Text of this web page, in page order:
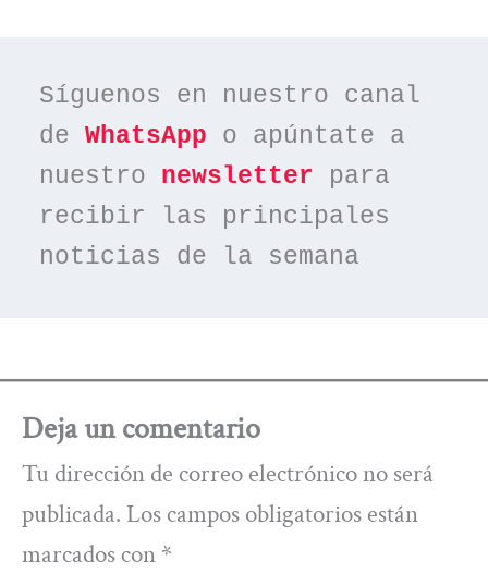
Síguenos en nuestro canal
de WhatsApp o apúntate a
nuestro newsletter para
recibir las principales
noticias de la semana
Deja un comentario
Tu dirección de correo electrónico no será
publicada. Los campos obligatorios están
marcados con *